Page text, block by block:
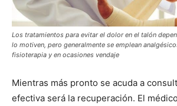
Los tratamientos para evitar el dolor en el talón
lo motiven, pero generalmente se emplean
fisioterapia y en ocasiones vendaje
Mientras más pronto se acuda a
efectiva será la recuperación. El